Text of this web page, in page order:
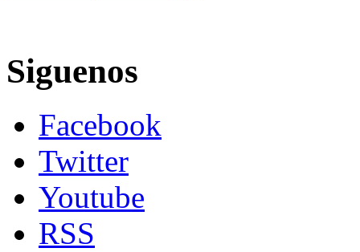
Siguenos
Facebook
Twitter
Youtube
RSS